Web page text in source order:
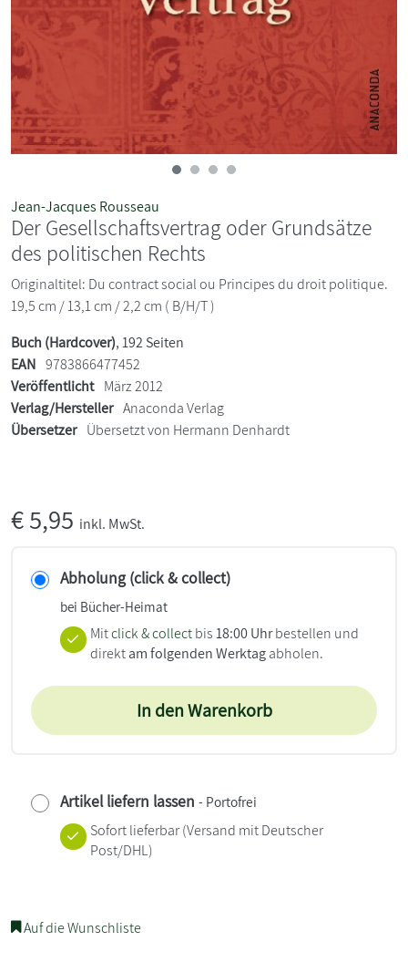
Jean-Jacques Rousseau
Der Gesellschaftsvertrag oder Grundsätze
des politischen Rechts
Originaltitel: Du contract social ou Principes du droit politique.
19,5 cm / 13,1 cm / 2,2 cm ( B/H/T )
Buch (Hardcover), 192 Seiten
EAN 9783866477452
Veröffentlicht März 2012
Verlag/Hersteller Anaconda Verlag
Übersetzer Übersetzt von Hermann Denhardt
€5,95 inkl. MwSt.
Abholung (click & collect)
bei Bücher-Heimat
Mitclick & collect bis18:00 Uhrbestellen und
direktam folgenden Werktagabholen.
In den Warenkorb
Artikel liefern lassen - Portofrei
Sofort lieferbar(Versand mit Deutscher
Post/DHL)
Auf die Wunschliste